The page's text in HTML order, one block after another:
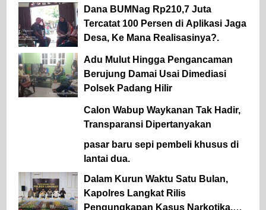
Dana BUMNag Rp210,7 Juta
Tercatat 100 Persen di Aplikasi Jaga
Desa, Ke Mana Realisasinya?.
Adu Mulut Hingga Pengancaman
Berujung Damai Usai Dimediasi
Polsek Padang Hilir
Calon Wabup Waykanan Tak Hadir,
Transparansi Dipertanyakan
pasar baru sepi pembeli khusus di
lantai dua.
Dalam Kurun Waktu Satu Bulan,
Kapolres Langkat Rilis
Pengungkapan Kasus Narkotika,